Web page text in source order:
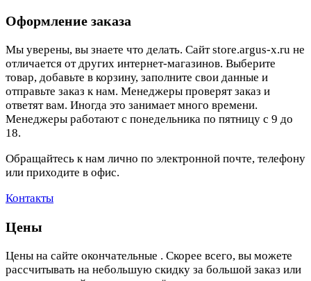
Оформление заказа
Мы уверены, вы знаете что делать. Сайт store.argus-x.ru не
отличается от других интернет-магазинов. Выберите
товар, добавьте в корзину, заполните свои данные и
отправьте заказ к нам. Менеджеры проверят заказ и
ответят вам. Иногда это занимает много времени.
Менеджеры работают с понедельника по пятницу с 9 до
18.
Обращайтесь к нам лично по электронной почте, телефону
или приходите в офис.
Контакты
Цены
Цены на сайте окончательные . Скорее всего, вы можете
рассчитывать на небольшую скидку за большой заказ или